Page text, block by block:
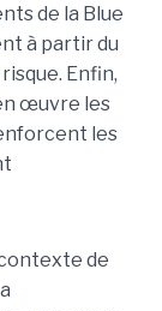
de la Blue
à partir du
Enfin,
œuvre les
les
de